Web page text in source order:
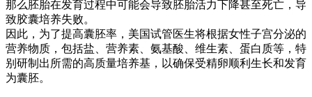
那么胚胎在发育过程中可能会导致胚胎活力下降甚至死亡，导
致胶囊培养失败。
因此，为了提高囊胚率，美国试管医生将根据女性子宫分泌的
营养物质，包括盐、营养素、氨基酸、维生素、蛋白质等，特
别研制出所需的高质量培养基，以确保受精卵顺利生长和发育
为囊胚。